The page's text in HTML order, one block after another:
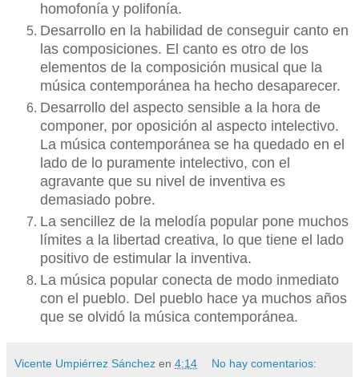
homofonía y polifonía.
Desarrollo en la habilidad de conseguir canto en
las composiciones. El canto es otro de los
elementos de la composición musical que la
música contemporánea ha hecho desaparecer.
Desarrollo del aspecto sensible a la hora de
componer, por oposición al aspecto intelectivo.
La música contemporánea se ha quedado en el
lado de lo puramente intelectivo, con el
agravante que su nivel de inventiva es
demasiado pobre.
La sencillez de la melodía popular pone muchos
límites a la libertad creativa, lo que tiene el lado
positivo de estimular la inventiva.
La música popular conecta de modo inmediato
con el pueblo. Del pueblo hace ya muchos años
que se olvidó la música contemporánea.
Vicente Umpiérrez Sánchez en 4:14 No hay comentarios: